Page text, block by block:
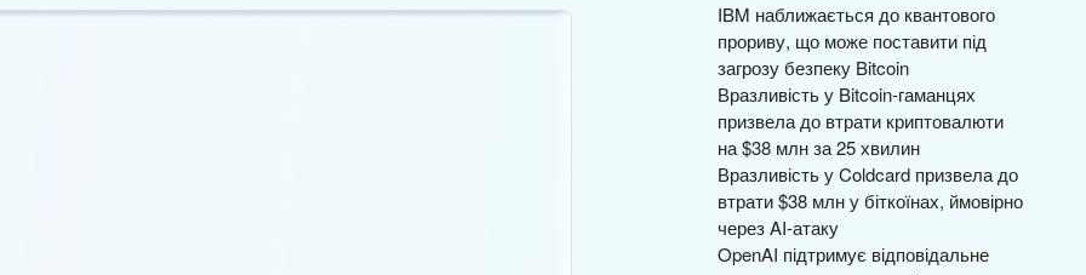
IBM наближається до квантового
прориву, що може поставити під
загрозу безпеку Bitcoin
Вразливість у Bitcoin-гаманцях
призвела до втрати криптовалюти
на $38 млн за 25 хвилин
Вразливість у Coldcard призвела до
втрати $38 млн у біткоїнах, ймовірно
через AI-атаку
OpenAI підтримує відповідальне